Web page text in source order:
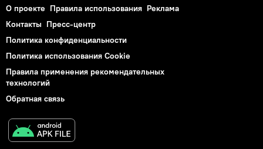
О проекте Правила использования Реклама
Контакты Пресс-центр
Политика конфиденциальности
Политика использования Cookie
Правила применения рекомендательных
технологий
Обратная связь